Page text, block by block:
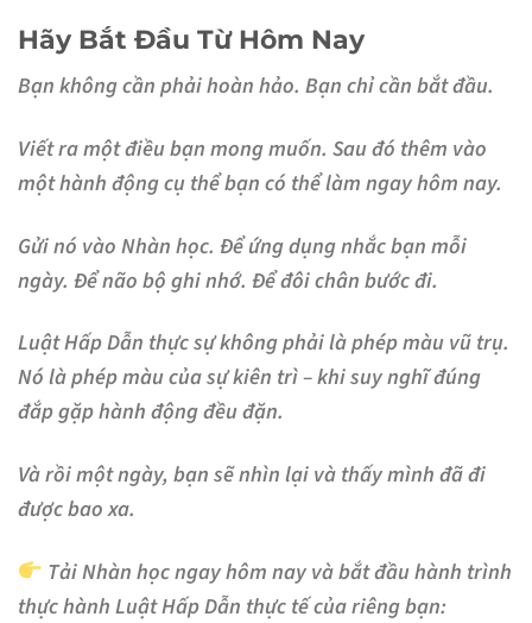
Hãy Bắt Đầu Từ Hôm Nay
Bạn không cần phải hoàn hảo. Bạn chỉ cần bắt đầu.
Viết ra một điều bạn mong muốn. Sau đó thêm vào
một hành động cụ thể bạn có thể làm ngay hôm nay.
Gửi nó vào Nhàn học. Để ứng dụng nhắc bạn mỗi
ngày. Để não bộ ghi nhớ. Để đôi chân bước đi.
Luật Hấp Dẫn thực sự không phải là phép màu vũ trụ.
Nó là phép màu của sự kiên trì – khi suy nghĩ đúng
đắp gặp hành động đều đặn.
Và rồi một ngày, bạn sẽ nhìn lại và thấy mình đã đi
được bao xa.
Tải Nhàn học ngay hôm nay và bắt đầu hành trình
thực hành Luật Hấp Dẫn thực tế của riêng bạn: